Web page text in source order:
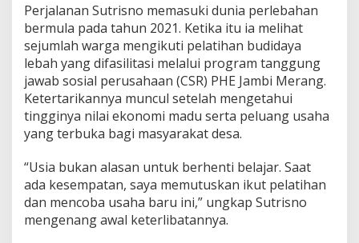
a
n
Perjalanan Sutrisno memasuki dunia perlebahan
bermula pada tahun 2021. Ketika itu ia melihat
sejumlah warga mengikuti pelatihan budidaya
lebah yang difasilitasi melalui program tanggung
jawab sosial perusahaan (CSR) PHE Jambi Merang.
Ketertarikannya muncul setelah mengetahui
tingginya nilai ekonomi madu serta peluang usaha
yang terbuka bagi masyarakat desa.
“Usia bukan alasan untuk berhenti belajar. Saat
ada kesempatan, saya memutuskan ikut pelatihan
dan mencoba usaha baru ini,” ungkap Sutrisno
mengenang awal keterlibatannya.